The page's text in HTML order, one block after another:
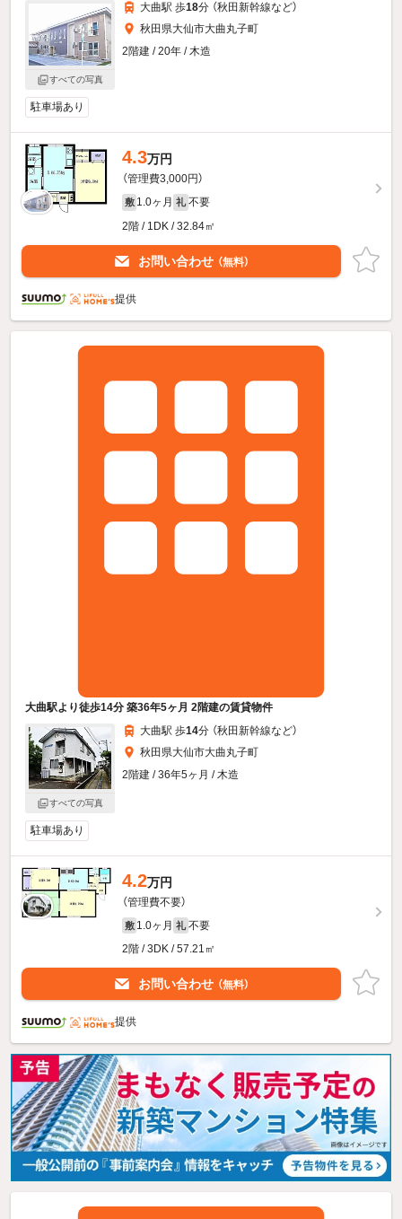
すべての写真
大曲駅 歩18分 （秋田新幹線など）
秋田県大仙市大曲丸子町
2階建 / 20年 / 木造
駐車場あり
4.3万円
（管理費3,000円）
敷 1.0ヶ月 礼 不要
2階 / 1DK / 32.84㎡
お問い合わせ （無料）
提供
大曲駅より徒歩14分 築36年5ヶ月 2階建の賃貸物件
すべての写真
大曲駅 歩14分 （秋田新幹線など）
秋田県大仙市大曲丸子町
2階建 / 36年5ヶ月 / 木造
駐車場あり
4.2万円
（管理費不要）
敷 1.0ヶ月 礼 不要
2階 / 3DK / 57.21㎡
お問い合わせ （無料）
提供